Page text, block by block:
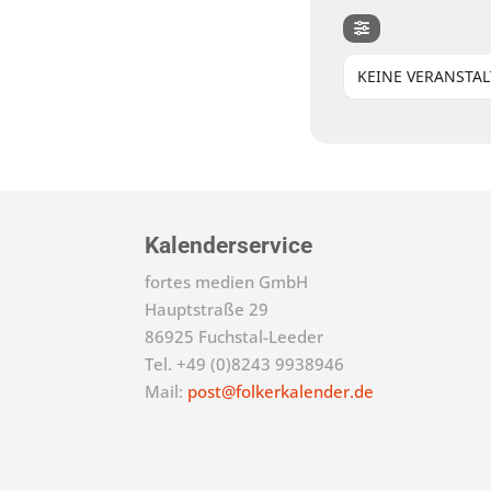
KEINE
Kalenderservice
fortes medien GmbH
Hauptstraße 29
86925 Fuchstal-Leeder
Tel. +49 (0)8243 9938946
Mail: post@folkerkalender.de